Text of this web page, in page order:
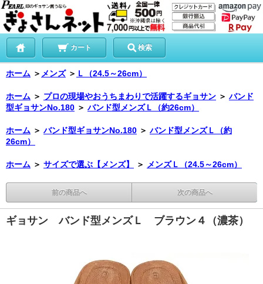
カート 検索
ホーム ＞ メンズ ＞ Ｌ（24.5～26cm）
ホーム ＞ プロの現場やおうちまわりで活躍するギョサン ＞ バンド
型ギョサンNo.180 ＞ バンド型メンズＬ（約26cm）
ホーム ＞ バンド型ギョサンNo.180 ＞ バンド型メンズＬ（約
26cm）
ホーム ＞ サイズで選ぶ【メンズ】 ＞ メンズＬ（24.5～26cm）
前の商品へ 次の商品へ
ギョサン バンド型メンズＬ ブラウン４（濃茶）